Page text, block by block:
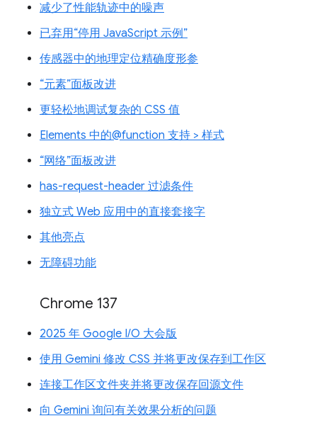
减少了性能轨迹中的噪声
已弃用“停用 JavaScript 示例”
传感器中的地理定位精确度形参
“元素”面板改进
更轻松地调试复杂的 CSS 值
Elements 中的@function 支持 > 样式
“网络”面板改进
has-request-header 过滤条件
独立式 Web 应用中的直接套接字
其他亮点
无障碍功能
Chrome 137
2025 年 Google I/O 大会版
使用 Gemini 修改 CSS 并将更改保存到工作区
连接工作区文件夹并将更改保存回源文件
向 Gemini 询问有关效果分析的问题